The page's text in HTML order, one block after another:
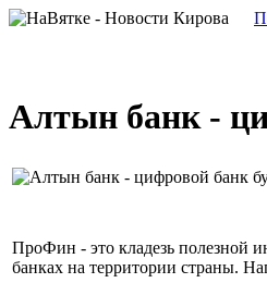
Алтын банк -
ПроФин - это кладезь полезной
банках на территории страны.